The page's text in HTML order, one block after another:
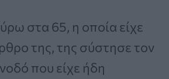
στα 65, η οποία είχε
της, της σύστησε τον
που είχε ήδη